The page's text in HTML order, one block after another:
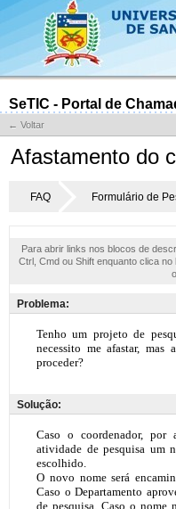
SeTIC - Portal de
← Voltar
Afastamento do
FAQ Formulário de
Para abrir links nos blocos de
Ctrl, Cmd ou Shift enquanto clica
Problema:
Solução: